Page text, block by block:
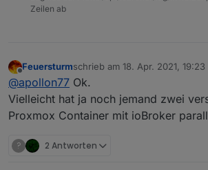
Zeilen ab
Offline
Feuersturmschrieb am 18. Apr. 2021, 19:23
zuletzt editiert von
@apollon77 Ok.
Vielleicht hat ja noch jemand zwei
Proxmox Container mit ioBroker
? 2 Antworten